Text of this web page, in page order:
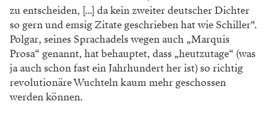
zu entscheiden, [...] da kein zweiter deutscher Dichter
so gern und emsig Zitate geschrieben hat wie Schiller“.
Polgar, seines Sprachadels wegen auch „Marquis
Prosa“ genannt, hat behauptet, dass „heutzutage“ (was
ja auch schon fast ein Jahrhundert her ist) so richtig
revolutionäre Wuchteln kaum mehr geschossen
werden können.